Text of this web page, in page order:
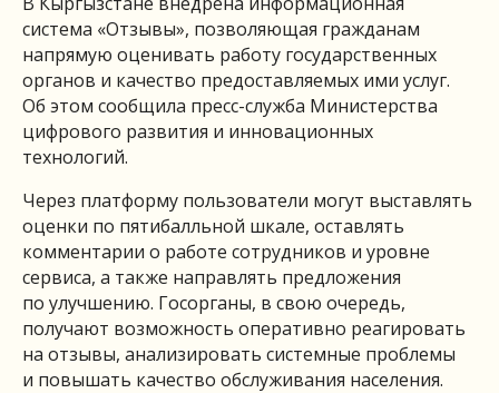
система «Отзывы», позволяющая гражданам
напрямую оценивать работу государственных
органов и качество предоставляемых ими услуг.
Об этом сообщила пресс-служба Министерства
цифрового развития и инновационных
технологий.
Через платформу пользователи могут выставлять
оценки по пятибалльной шкале, оставлять
комментарии о работе сотрудников и уровне
сервиса, а также направлять предложения
по улучшению. Госорганы, в свою очередь,
получают возможность оперативно реагировать
на отзывы, анализировать системные проблемы
и повышать качество обслуживания населения.